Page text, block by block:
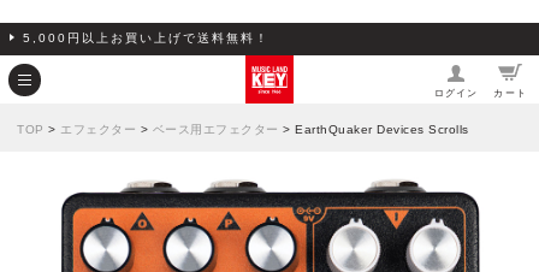
5,000円以上お買い上げで送料無料！
ログイン カート
TOP > エフェクター > ベース用エフェクター > EarthQuaker Devices Scrolls